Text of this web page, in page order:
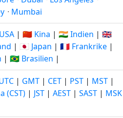
· Mumbai
| 🇨🇳 Kina | 🇮🇳 Indien | 🇬🇧
| 🇯🇵 Japan | 🇫🇷 Frankrike |
| 🇧🇷 Brasilien |
| GMT | CET | PST | MST |
(CST) | JST | AEST | SAST | MSK